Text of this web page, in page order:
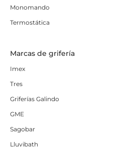
Monomando
Termostática
Marcas de grifería
Imex
Tres
Griferías Galindo
GME
Sagobar
Lluvibath